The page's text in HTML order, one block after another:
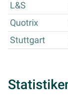
L&S
Quotrix
Stuttgart